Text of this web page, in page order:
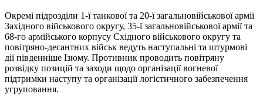
Окремі підрозділи 1-ї танкової та 20-ї загальновійськової армії
Західного військового округу, 35-ї загальновійськової армії та
68-го армійського корпусу Східного військового округу та
повітряно-десантних військ ведуть наступальні та штурмові
дії південніше Ізюму. Противник проводить повітряну
розвідку позицій та заходи щодо організації вогневої
підтримки наступу та організації логістичного забезпечення
угруповання.